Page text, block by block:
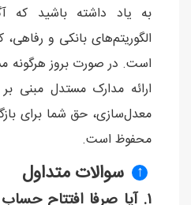
به یاد داشته باشید
الگوریتم‌های بانکی و
است. در صورت بروز هرگونه
ارائه مدارک مستدل مبنی
معدل‌سازی، حق شما برای
محفوظ است.
↑ سوالات متداول